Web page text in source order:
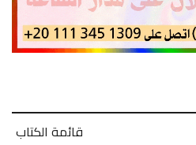
قائمة الكتاب